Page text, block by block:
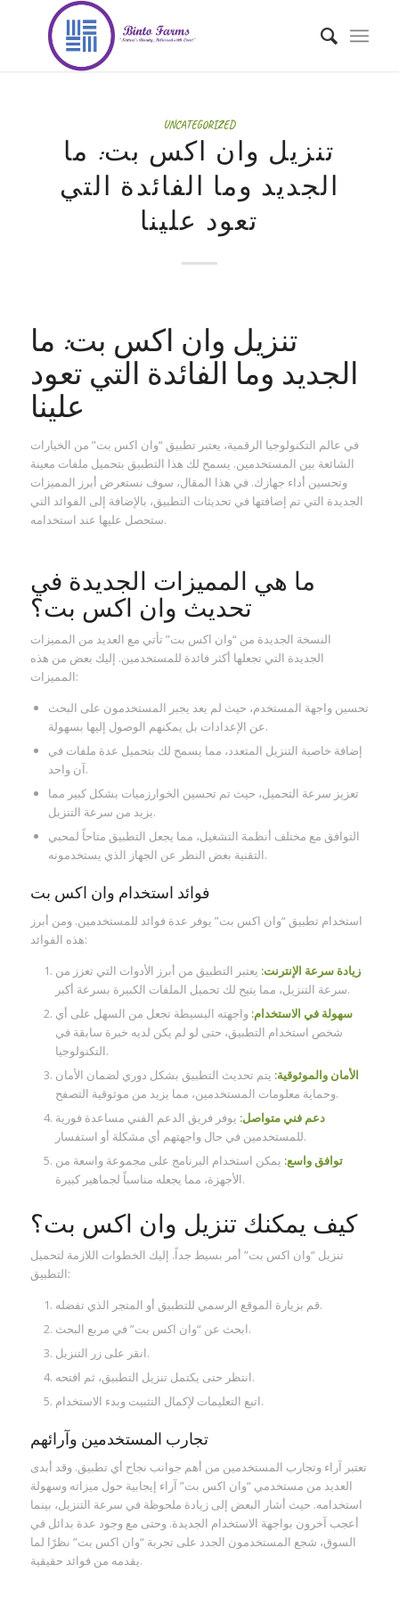
UNCATEGORIZED
تنزيل وان اكس بت: ما
الجديد وما الفائدة التي
تعود علينا
تنزيل وان اكس بت: ما
الجديد وما الفائدة التي تعود
علينا
في عالم التكنولوجيا الرقمية، يعتبر تطبيق “وان اكس بت” من الخيارات
الشائعة بين المستخدمين. يسمح لك هذا التطبيق بتحميل ملفات معينة
وتحسين أداء جهازك. في هذا المقال، سوف نستعرض أبرز المميزات
الجديدة التي تم إضافتها في تحديثات التطبيق، بالإضافة إلى الفوائد التي
ستحصل عليها عند استخدامه.
ما هي المميزات الجديدة في
تحديث وان اكس بت؟
النسخة الجديدة من “وان اكس بت” تأتي مع العديد من المميزات
الجديدة التي تجعلها أكثر فائدة للمستخدمين. إليك بعض من هذه
المميزات:
تحسين واجهة المستخدم، حيث لم يعد يجبر المستخدمون على البحث
عن الإعدادات بل يمكنهم الوصول إليها بسهولة.
إضافة خاصية التنزيل المتعدد، مما يسمح لك بتحميل عدة ملفات في
آن واحد.
تعزيز سرعة التحميل، حيث تم تحسين الخوارزميات بشكل كبير مما
يزيد من سرعة التنزيل.
التوافق مع مختلف أنظمة التشغيل، مما يجعل التطبيق متاحاً لمحبي
التقنية بغض النظر عن الجهاز الذي يستخدمونه.
فوائد استخدام وان اكس بت
استخدام تطبيق “وان اكس بت” يوفر عدة فوائد للمستخدمين. ومن أبرز
هذه الفوائد:
زيادة سرعة الإنترنت: يعتبر التطبيق من أبرز الأدوات التي تعزز من
سرعة التنزيل، مما يتيح لك تحميل الملفات الكبيرة بسرعة أكبر.
سهولة في الاستخدام: واجهته البسيطة تجعل من السهل على أي
شخص استخدام التطبيق، حتى لو لم يكن لديه خبرة سابقة في
التكنولوجيا.
الأمان والموثوقية: يتم تحديث التطبيق بشكل دوري لضمان الأمان
وحماية معلومات المستخدمين، مما يزيد من موثوقية التصفح.
دعم فني متواصل: يوفر فريق الدعم الفني مساعدة فورية
للمستخدمين في حال واجهتهم أي مشكلة أو استفسار.
توافق واسع: يمكن استخدام البرنامج على مجموعة واسعة من
الأجهزة، مما يجعله مناسباً لجماهير كبيرة.
كيف يمكنك تنزيل وان اكس بت؟
تنزيل “وان اكس بت” أمر بسيط جداً. إليك الخطوات اللازمة لتحميل
التطبيق:
قم بزيارة الموقع الرسمي للتطبيق أو المتجر الذي تفضله.
ابحث عن “وان اكس بت” في مربع البحث.
انقر على زر التنزيل.
انتظر حتى يكتمل تنزيل التطبيق، ثم افتحه.
اتبع التعليمات لإكمال التثبيت وبدء الاستخدام.
تجارب المستخدمين وآرائهم
تعتبر آراء وتجارب المستخدمين من أهم جوانب نجاح أي تطبيق. وقد أبدى
العديد من مستخدمي “وان اكس بت” آراء إيجابية حول ميزاته وسهولة
استخدامه. حيث أشار البعض إلى زيادة ملحوظة في سرعة التنزيل، بينما
أعجب آخرون بواجهة الاستخدام الجديدة. وحتى مع وجود عدة بدائل في
السوق، شجع المستخدمون الجدد على تجربة “وان اكس بت” نظرًا لما
يقدمه من فوائد حقيقية.